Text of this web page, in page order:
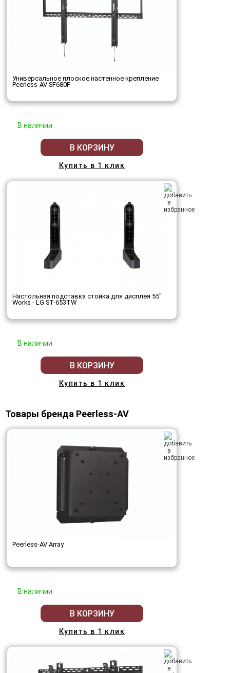
Универсальное плоское настенное крепление
Peerless-AV SF680P
В наличии
В КОРЗИНУ
Купить в 1 клик
Настольная подставка стойка для дисплея 55"
Works - LG ST-653TW
В наличии
В КОРЗИНУ
Купить в 1 клик
Товары бренда Peerless-AV
Peerless-AV Array
В наличии
В КОРЗИНУ
Купить в 1 клик